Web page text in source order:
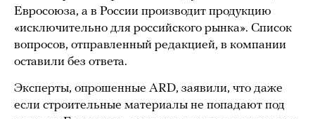
Евросоюза, а в России производит продукцию
«исключительно для российского рынка». Список
вопросов, отправленный редакцией, в компании
оставили без ответа.
Эксперты, опрошенные ARD, заявили, что даже
если строительные материалы не попадают под